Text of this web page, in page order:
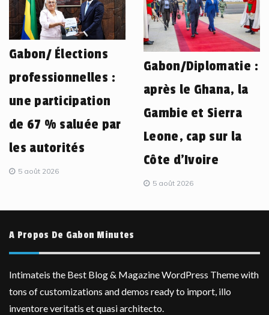
Gabon/ Élections
professionnelles :
une participation
de 67 % saluée par
les autorités
5 août 2026
Gabon/Diplomatie :
après le Ghana, la
Gambie et Sierra
Leone, cap sur la
Côte d’Ivoire
5 août 2026
A Propos De Gabon Minutes
Intimateis the Best Blog & Magazine WordPress Theme with
tons of customizations and demos ready to import, illo
inventore veritatis et quasi architecto.